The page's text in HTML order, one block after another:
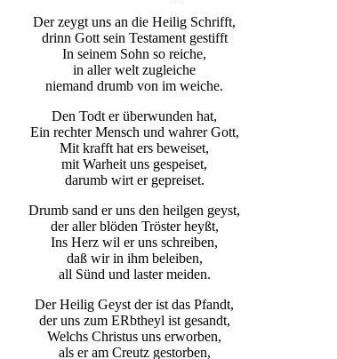
Der zeygt uns an die Heilig Schrifft,
drinn Gott sein Testament gestifft
In seinem Sohn so reiche,
in aller welt zugleiche
niemand drumb von im weiche.
Den Todt er überwunden hat,
Ein rechter Mensch und wahrer Gott,
Mit krafft hat ers beweiset,
mit Warheit uns gespeiset,
darumb wirt er gepreiset.
Drumb sand er uns den heilgen geyst,
der aller blöden Tröster heyßt,
Ins Herz wil er uns schreiben,
daß wir in ihm beleiben,
all Sünd und laster meiden.
Der Heilig Geyst der ist das Pfandt,
der uns zum ERbtheyl ist gesandt,
Welchs Christus uns erworben,
als er am Creutz gestorben,